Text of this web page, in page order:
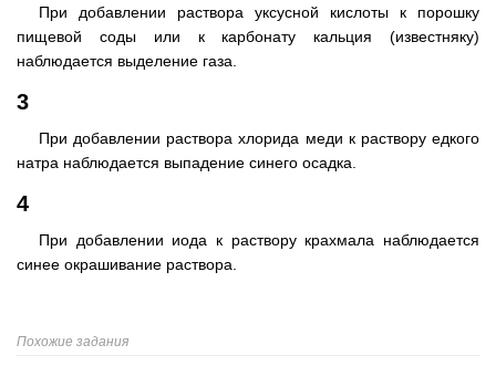
При добавлении раствора уксусной кислоты к порошку
пищевой соды или к карбонату кальция (известняку)
наблюдается выделение газа.
3
При добавлении раствора хлорида меди к раствору едкого
натра наблюдается выпадение синего осадка.
4
При добавлении иода к раствору крахмала наблюдается
синее окрашивание раствора.
Похожие задания